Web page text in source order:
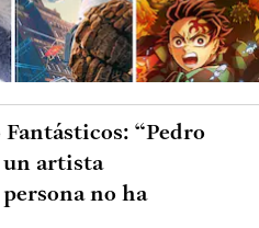
“Pedro
un artista
no ha